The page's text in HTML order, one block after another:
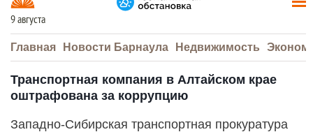
9 августа
Главная Новости Барнаула Недвижимость
Транспортная компания в Алтайском крае
оштрафована за коррупцию
Западно-Сибирская транспортная прокуратура